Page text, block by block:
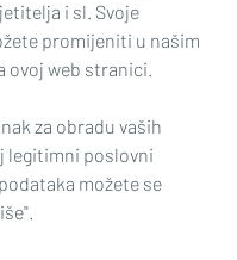
privatnosti
Suradnici
i sl. Svoje
promijeniti u našim
ovoj web stranici.
za obradu vaših
legitimni poslovni
možete se